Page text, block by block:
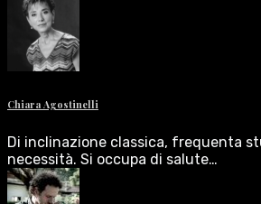
Chiara Agostinelli
Di inclinazione classica, frequenta
necessità. Si occupa di salute…